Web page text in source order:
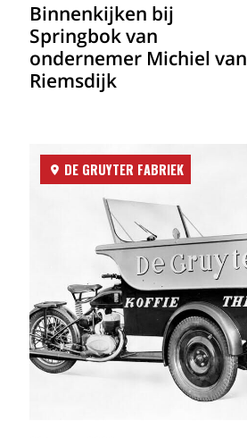
Binnenkijken bij
Springbok van
ondernemer Michiel van
Riemsdijk
DE GRUYTER FABRIEK